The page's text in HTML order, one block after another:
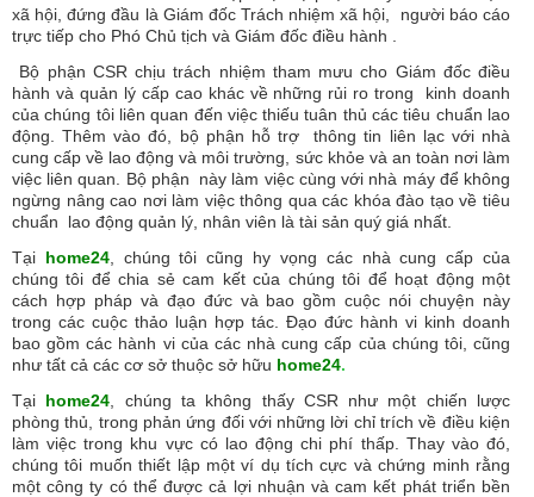
xã hội, đứng đầu là Giám đốc Trách nhiệm xã hội, người báo cáo
trực tiếp cho Phó Chủ tịch và Giám đốc điều hành .
Bộ phận CSR chịu trách nhiệm tham mưu cho Giám đốc điều
hành và quản lý cấp cao khác về những rủi ro trong kinh doanh
của chúng tôi liên quan đến việc thiếu tuân thủ các tiêu chuẩn lao
động. Thêm vào đó, bộ phận hỗ trợ thông tin liên lạc với nhà
cung cấp về lao động và môi trường, sức khỏe và an toàn nơi làm
việc liên quan. Bộ phận này làm việc cùng với nhà máy để không
ngừng nâng cao nơi làm việc thông qua các khóa đào tạo về tiêu
chuẩn lao động quản lý, nhân viên là tài sản quý giá nhất.
Tại home24, chúng tôi cũng hy vọng các nhà cung cấp của
chúng tôi để chia sẻ cam kết của chúng tôi để hoạt động một
cách hợp pháp và đạo đức và bao gồm cuộc nói chuyện này
trong các cuộc thảo luận hợp tác. Đạo đức hành vi kinh doanh
bao gồm các hành vi của các nhà cung cấp của chúng tôi, cũng
như tất cả các cơ sở thuộc sở hữu home24.
Tại home24 , chúng ta không thấy CSR như một chiến lược
phòng thủ, trong phản ứng đối với những lời chỉ trích về điều kiện
làm việc trong khu vực có lao động chi phí thấp. Thay vào đó,
chúng tôi muốn thiết lập một ví dụ tích cực và chứng minh rằng
một công ty có thể được cả lợi nhuận và cam kết phát triển bền